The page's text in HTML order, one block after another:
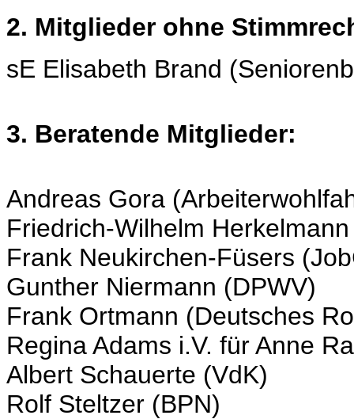
2. Mitglieder ohne
sE Elisabeth Brand
3. Beratende Mitglieder:
Andreas Gora
Friedrich-Wilhelm
Frank Neukirchen-Füsers
Gunther Niermann (DPWV)
Frank Ortmann (Deutsches
Regina Adams i.V. für Anne
Albert Schauerte (VdK)
Rolf Steltzer (BPN)